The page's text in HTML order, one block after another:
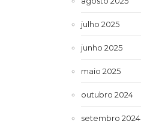
julho 2025
junho 2025
maio 2025
outubro 2024
setembro 2024